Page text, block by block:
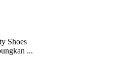
Shoes
...